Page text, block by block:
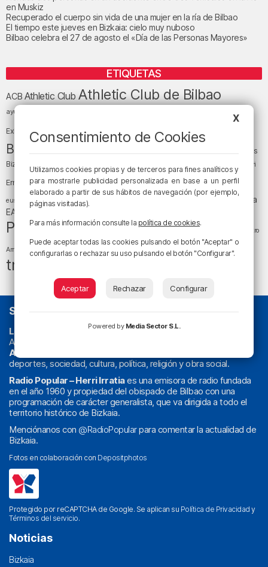
en Muskiz
Recuperado el cuerpo sin vida de una mujer en la ría de Bilbao
El tiempo este jueves en Bizkaia: cielo muy nuboso
Bilbao celebra el 27 de agosto el «Día de las Personas Mayores»
ETIQUETAS
ACB Athletic Club Athletic Club de Bilbao
ayuntamiento de Bilbao baloncesto
Exhibition Center) Bilbao Bilbao Basket Bizkaia
Bizkaia y sus comarcas cultura
Cáritas
Bizkaia
Enkarterri
Ernesto Valverde Ertzaintza Euskadi (País Vasco)
euskera fiestas fútbol juanma jubera LaLiga
LaLiga
EA Sports
Política sociedadsucesos Teatro
Arriaga tiempotiempo atmosféricotráfico
tráfico en Bizkaia
SOBRE NOSOTROS
La radio sin cadenas. Desde 1960 haciendo radio en Bilbao.
Actualidad y
Athletic
deportes, sociedad, cultura, política, religión y obra social.
Radio Popular – Herri Irratiaes una emisora de radio fundada
en el año 1960 y propiedad del obispado de Bilbao con una
programación de carácter generalista, que va dirigida a todo el
territorio histórico de Bizkaia.
Menciónanos con @RadioPopularpara comentar la actualidad de
Bizkaia.
Fotos en colaboración con Depositphotos
Protegido por reCAPTCHA de Google. Se aplican su Política de Privacidad y
Términos del servicio.
Noticias
Bizkaia
X
Consentimiento de Cookies
Utilizamos cookies propias y de terceros para fines analíticos y
para mostrarle publicidad personalizada en base a un perfil
elaborado a partir de sus hábitos de navegación (por ejemplo,
páginas visitadas).
Para más información consulte la política de cookies.
Puede aceptar todas las cookies pulsando el botón "Aceptar" o
configurarlas o rechazar su uso pulsando el botón "Configurar".
Aceptar Rechazar Configurar
Powered by Media Sector S.L.